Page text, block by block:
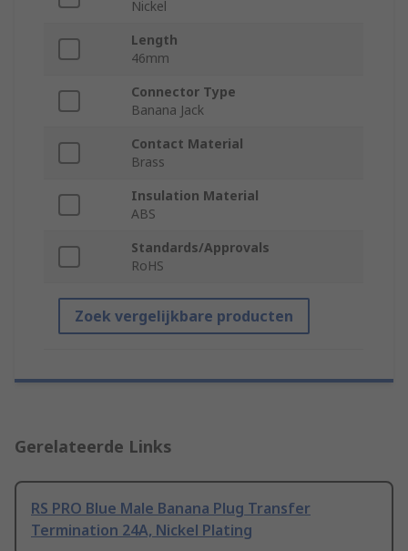
Nickel
Length
46mm
Connector Type
Banana Jack
Contact Material
Brass
Insulation Material
ABS
Standards/Approvals
RoHS
Zoek vergelijkbare producten
Gerelateerde Links
RS PRO Blue Male Banana Plug Transfer
Termination 24A, Nickel Plating